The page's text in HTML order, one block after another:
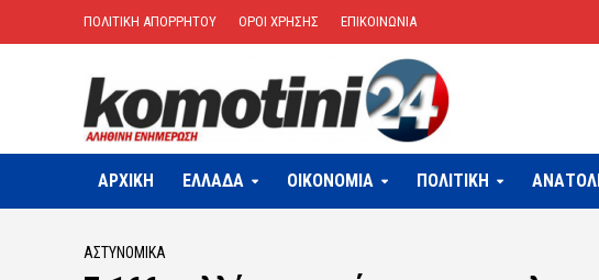
ΠΟΛΙΤΙΚΗ ΑΠΟΡΡΗΤΟΥ ΟΡΟΙ ΧΡΗΣΗΣ ΕΠΙΚΟΙΝΩΝΙΑ
ΑΡΧΙΚΗ ΕΛΛΑΔΑ OIKONOMIA ΠΟΛΙΤΙΚΗ
ΑΣΤΥΝΟΜΙΚΆ